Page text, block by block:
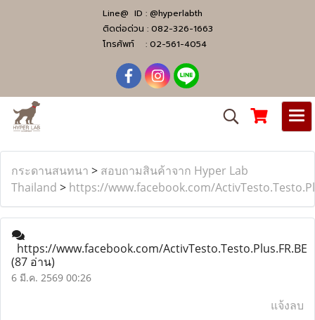
Line@ ID : @hyperlabth
ติดต่อด่วน : 082-326-1663
โทรศัพท์ : 02-561-4054
กระดานสนทนา > สอบถามสินค้าจาก Hyper Lab
Thailand > https://www.facebook.com/
https://www.facebook.com/ActivTesto.Testo.Plus.FR.BE
(87 อ่าน)
6 มี.ค. 2569 00:26
แจ้งลบ